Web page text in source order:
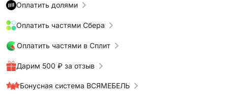
Оплатить долями
Оплатить частями Сбера
Оплатить частями в Сплит
Дарим 500 ₽ за отзыв
Бонусная система ВСЯМЕБЕЛЬ